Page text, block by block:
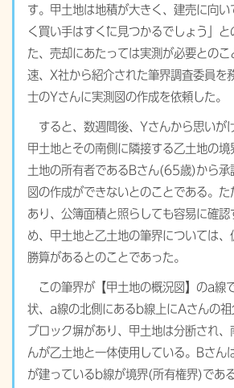
す。甲土地は地積が大きく、建売に向い
く買い手はすぐに見つかるでしょう」
た、売却にあたっては実測が必要との
速、X社から紹介された筆界調査委員を
士のYさんに実測図の作成を依頼した。
すると、数週間後、Yさんから思いが
甲土地とその南側に隣接する乙土地の
土地の所有者であるBさん(65歳)から承
図の作成ができないとのことである。
あり、公簿面積と照らしても容易に確認
め、甲土地と乙土地の筆界については、
勝算があるとのことであった。
この筆界が【甲土地の概況図】のa線
状、a線の北側にあるb線上にAさんの
ブロック塀があり、甲土地は分断され
んが乙土地と一体使用している。Bさん
が建っているb線が境界(所有権界)であ